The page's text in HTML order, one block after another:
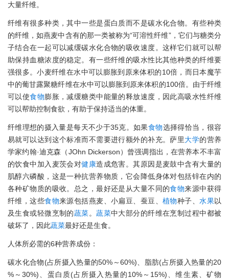
大量纤维。
纤维有很多种类，其中一些是蛋白质而不是碳水化合物。有些种类
的纤维，如燕麦中含有的那一类被称为“可溶性纤维”，它们与糖类分
子结合在一起可以减缓碳水化合物的吸收速度。这样它们就可以帮
助保持血糖浓度的稳定。有一些纤维的吸水性比其他种类的纤维要
强很多。小麦纤维在水中可以膨胀到原来体积的10倍，而日本魔芋
中的葡甘露聚糖纤维在水中可以膨胀到原来体积的100倍。由于纤维
可以使食物膨胀，减缓糖类中能量的释放速度，因此高吸水性纤维
可以帮助控制食欲，有助于保持适当的体重。
纤维理想的摄入量是每天不少于35克。如果食物选择得恰当，很容
易就可以达到这个标准而不需要进行额外的补充。萨里大学的营养
学家约翰·迪克森（JOhn Dickerson）曾强调指出，在营养本不丰富
的饮食中加入麦茨会对健康造成危害。其原因是麦鼓中含有大量的
肌醇六磷酸，这是一种抗营养物质，它会降低身体对包括锌在内的
各种矿物质的吸收。总之，最好还是从大量不同的食物来源中获得
纤维，这些食物来源包括燕麦、小扁豆、蚕豆、植物种子、水果以
及生食或轻微烹制的蔬菜。蔬菜中大部分的纤维在烹制过程中都被
破坏了，因此蔬菜最好还是生食。
人体所必需的6种营养成份：
碳水化合物(占所摄入热量的50%～60%)、脂肪(占所摄入热量的20
%～30%)、蛋白质(占所摄入热量的10%～15%)、维生素、矿物